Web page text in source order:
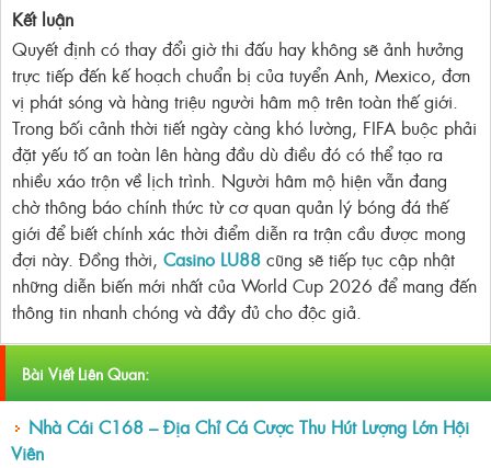
Kết luận
Quyết định có thay đổi giờ thi đấu hay không sẽ ảnh hưởng
trực tiếp đến kế hoạch chuẩn bị của tuyển Anh, Mexico, đơn
vị phát sóng và hàng triệu người hâm mộ trên toàn thế giới.
Trong bối cảnh thời tiết ngày càng khó lường, FIFA buộc phải
đặt yếu tố an toàn lên hàng đầu dù điều đó có thể tạo ra
nhiều xáo trộn về lịch trình. Người hâm mộ hiện vẫn đang
chờ thông báo chính thức từ cơ quan quản lý bóng đá thế
giới để biết chính xác thời điểm diễn ra trận cầu được mong
đợi này. Đồng thời, Casino LU88 cũng sẽ tiếp tục cập nhật
những diễn biến mới nhất của World Cup 2026 để mang đến
thông tin nhanh chóng và đầy đủ cho độc giả.
Bài Viết Liên Quan:
Nhà Cái C168 – Địa Chỉ Cá Cược Thu Hút Lượng Lớn Hội
Viên